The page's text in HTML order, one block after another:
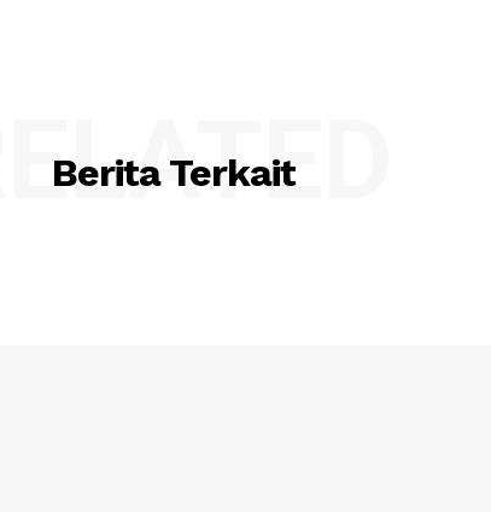
Berita Terkait
RELATED